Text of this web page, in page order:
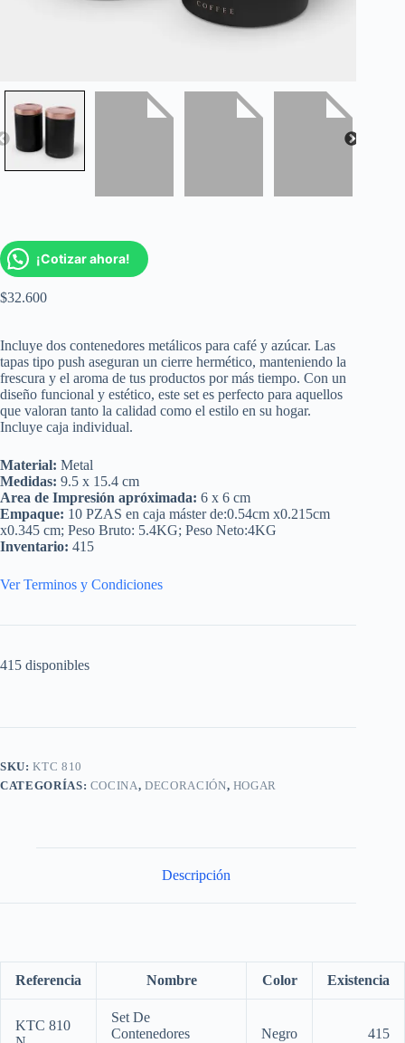
¡Cotizar ahora!
$32.600
Incluye dos contenedores metálicos para café y azúcar. Las
tapas tipo push aseguran un cierre hermético, manteniendo la
frescura y el aroma de tus productos por más tiempo. Con un
diseño funcional y estético, este set es perfecto para aquellos
que valoran tanto la calidad como el estilo en su hogar.
Incluye caja individual.
Material: Metal
Medidas: 9.5 x 15.4 cm
Area de Impresión apróximada: 6 x 6 cm
Empaque: 10 PZAS en caja máster de:0.54cm x0.215cm
x0.345 cm; Peso Bruto: 5.4KG; Peso Neto:4KG
Inventario: 415
Ver Terminos y Condiciones
415 disponibles
SKU:KTC 810
CATEGORÍAS: COCINA,DECORACIÓN, HOGAR
Descripción
Referencia Nombre Color Existencia
KTC 810
Set De
Contenedores
Negro 415